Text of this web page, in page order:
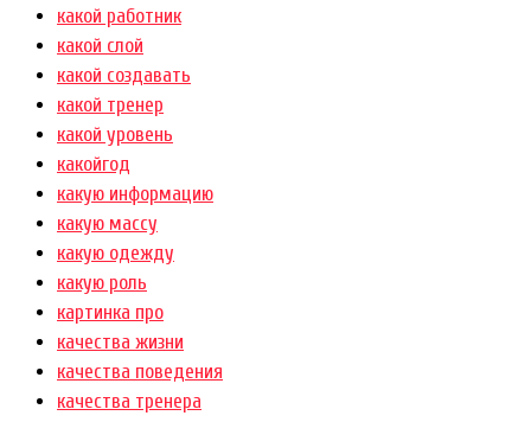
какой работник
какой слой
какой создавать
какой тренер
какой уровень
какойгод
какую информацию
какую массу
какую одежду
какую роль
картинка про
качества жизни
качества поведения
качества тренера